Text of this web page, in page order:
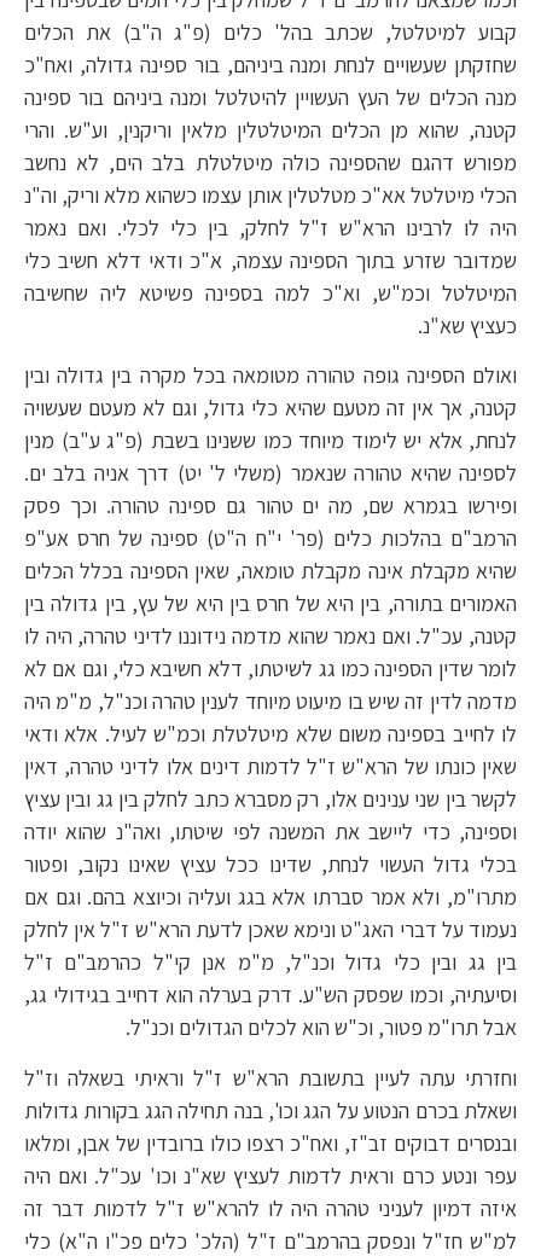
קבוע למיטלטל, שכתב בהל' כלים (פ"ג ה"ב) את הכלים
שחזקתן שעשויים לנחת ומנה ביניהם, בור ספינה גדולה, ואח"כ
מנה הכלים של העץ העשויין להיטלטל ומנה ביניהם בור ספינה
קטנה, שהוא מן הכלים המיטלטלין מלאין וריקנין, וע"ש. והרי
מפורש דהגם שהספינה כולה מיטלטלת בלב הים, לא נחשב
הכלי מיטלטל אא"כ מטלטלין אותן עצמו כשהוא מלא וריק, וה"נ
היה לו לרבינו הרא"ש ז"ל לחלק, בין כלי לכלי. ואם נאמר
שמדובר שזרע בתוך הספינה עצמה, א"כ ודאי דלא חשיב כלי
המיטלטל וכמ"ש, וא"כ למה בספינה פשיטא ליה שחשיבה
כעציץ שא"נ.
ואולם הספינה גופה טהורה מטומאה בכל מקרה בין גדולה ובין
קטנה, אך אין זה מטעם שהיא כלי גדול, וגם לא מעטם שעשויה
לנחת, אלא יש לימוד מיוחד כמו ששנינו בשבת (פ"ג ע"ב) מנין
לספינה שהיא טהורה שנאמר (משלי ל' יט) דרך אניה בלב ים.
ופירשו בגמרא שם, מה ים טהור גם ספינה טהורה. וכך פסק
הרמב"ם בהלכות כלים (פר' י"ח ה"ט) ספינה של חרס אע"פ
שהיא מקבלת אינה מקבלת טומאה, שאין הספינה בכלל הכלים
האמורים בתורה, בין היא של חרס בין היא של עץ, בין גדולה בין
קטנה, עכ"ל. ואם נאמר שהוא מדמה נידוננו לדיני טהרה, היה לו
לומר שדין הספינה כמו גג לשיטתו, דלא חשיבא כלי, וגם אם לא
מדמה לדין זה שיש בו מיעוט מיוחד לענין טהרה וכנ"ל, מ"מ היה
לו לחייב בספינה משום שלא מיטלטלת וכמ"ש לעיל. אלא ודאי
שאין כונתו של הרא"ש ז"ל לדמות דינים אלו לדיני טהרה, דאין
לקשר בין שני ענינים אלו, רק מסברא כתב לחלק בין גג ובין עציץ
וספינה, כדי ליישב את המשנה לפי שיטתו, ואה"נ שהוא יודה
בכלי גדול העשוי לנחת, שדינו ככל עציץ שאינו נקוב, ופטור
מתרו"מ, ולא אמר סברתו אלא בגג ועליה וכיוצא בהם. וגם אם
נעמוד על דברי האג"ט ונימא שאכן לדעת הרא"ש ז"ל אין לחלק
בין גג ובין כלי גדול וכנ"ל, מ"מ אנן קי"ל כהרמב"ם ז"ל
וסיעתיה, וכמו שפסק הש"ע. דרק בערלה הוא דחייב בגידולי גג,
אבל תרו"מ פטור, וכ"ש הוא לכלים הגדולים וכנ"ל.
וחזרתי עתה לעיין בתשובת הרא"ש ז"ל וראיתי בשאלה וז"ל
ושאלת בכרם הנטוע על הגג וכו', בנה תחילה הגג בקורות גדולות
ובנסרים דבוקים זב"ז, ואח"כ רצפו כולו ברובדין של אבן, ומלאו
עפר ונטע כרם וראית לדמות לעציץ שא"נ וכו' עכ"ל. ואם היה
איזה דמיון לעניני טהרה היה לו להרא"ש ז"ל לדמות דבר זה
למ"ש חז"ל ונפסק בהרמב"ם ז"ל (הלכ' כלים פכ"ו ה"א) כלי